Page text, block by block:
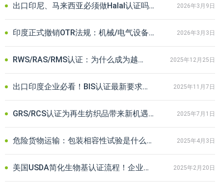
出口印尼、马来西亚必须做Halal认证吗？原料与成品合规避坑指南 2026年3月9日
印度正式撤销OTR法规：机械/电气设备无需BIS认证，利好出口企业 2026年3月3日
RWS/RAS/RMS认证：为什么成为越来越多品牌的选择？ 2025年12月25日
出口印度企业必看！BIS认证最新要求及常见问题解答 2025年11月7日
GRS/RCS认证为再生纺织品带来新机遇！助力企业把握绿色消费趋势 2025年7月1日
危险货物运输：包装相容性试验是什么？为什么要做包装相容性试验？ 2025年4月3日
美国USDA简化生物基认证流程！企业合规要点与认证产品清单抢先看 2025年2月20日